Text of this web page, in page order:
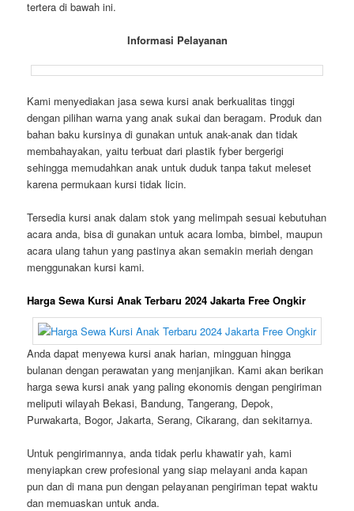
tertera di bawah ini.
Informasi Pelayanan
Kami menyediakan jasa sewa kursi anak berkualitas tinggi
dengan pilihan warna yang anak sukai dan beragam. Produk dan
bahan baku kursinya di gunakan untuk anak-anak dan tidak
membahayakan, yaitu terbuat dari plastik fyber bergerigi
sehingga memudahkan anak untuk duduk tanpa takut meleset
karena permukaan kursi tidak licin.
Tersedia kursi anak dalam stok yang melimpah sesuai kebutuhan
acara anda, bisa di gunakan untuk acara lomba, bimbel, maupun
acara ulang tahun yang pastinya akan semakin meriah dengan
menggunakan kursi kami.
Harga Sewa Kursi Anak Terbaru 2024 Jakarta Free Ongkir
Anda dapat menyewa kursi anak harian, mingguan hingga
bulanan dengan perawatan yang menjanjikan. Kami akan berikan
harga sewa kursi anak yang paling ekonomis dengan pengiriman
meliputi wilayah Bekasi, Bandung, Tangerang, Depok,
Purwakarta, Bogor, Jakarta, Serang, Cikarang, dan sekitarnya.
Untuk pengirimannya, anda tidak perlu khawatir yah, kami
menyiapkan crew profesional yang siap melayani anda kapan
pun dan di mana pun dengan pelayanan pengiriman tepat waktu
dan memuaskan untuk anda.